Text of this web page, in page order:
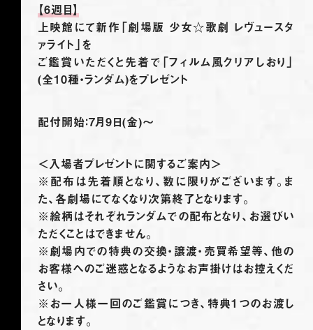
【6週目】
上映館にて新作「劇場版 少女☆歌劇 レヴュースタ
ァライト」を
ご鑑賞いただくと先着で「フィルム風クリアしおり」
(全10種・ランダム)をプレゼント
配付開始：7月9日(金)～
＜入場者プレゼントに関するご案内＞
※配布は先着順となり、数に限りがございます。ま
た、各劇場にてなくなり次第終了となります。
※絵柄はそれぞれランダムでの配布となり、お選びい
ただくことはできません。
※劇場内での特典の交換・譲渡・売買希望等、他の
お客様へのご迷惑となるようなお声掛けはお控えくだ
さい。
※お一人様一回のご鑑賞につき、特典1つのお渡し
となります。